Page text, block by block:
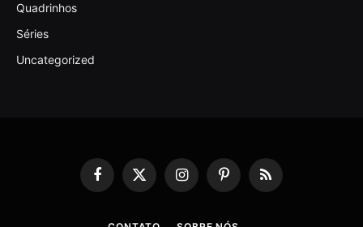
Quadrinhos
Séries
Uncategorized
Facebook
X
InstagramPinterestRSS